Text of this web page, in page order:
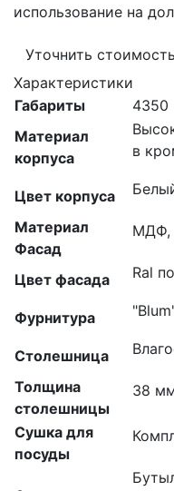
использование на
Уточнить стоимость
Характеристики
Габариты
4350
Материал
корпуса
в
Цвет корпуса
Материал
Фасад
МДФ,
Цвет фасада Ral
Фурнитура
Столешница
Толщина
столешницы
38
Сушка для
посуды